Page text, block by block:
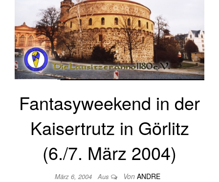
Fantasyweekend in der
Kaisertrutz in Görlitz
(6./7. März 2004)
März 6, 2004 Aus Von ANDRE